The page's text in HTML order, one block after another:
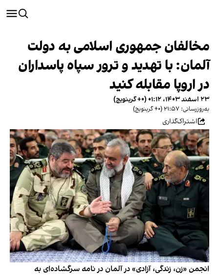
مخالفان جمهوری اسلامی به دولت
آلمان: با تهدید و ترور سپاه پاسداران
در اروپا مقابله کنید
۲۳ اسفند ۱۴۰۳، ۰۱:۱۲ (‎+۰ گرینویچ)
به‌روزرسانی: ۲۱:۵۷ (‎+۰ گرینویچ)
اشتراک‌گذاری
انجمن «زن، زندگی، آزادی» در آلمان در نامه سرگشاده‌ای به